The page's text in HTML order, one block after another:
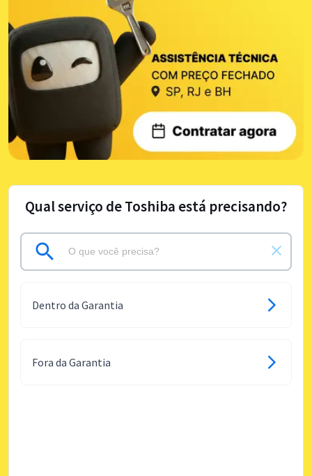
Qual serviço de Toshiba está precisando?
Dentro da Garantia
Fora da Garantia